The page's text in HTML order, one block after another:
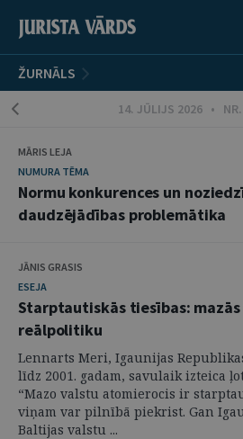
ŽURNĀLS
14. JŪLIJS 2026 •
MĀRIS LEJA
NUMURA TĒMA
Normu konkurences un
daudzējādības problemātika
JĀNIS GRASIS
ESEJA
Starptautiskās tiesības:
reālpolitiku
Lennarts Meri, Igaunijas
līdz 2001. gadam, savulaik izteica
“Mazo valstu atomierocis ir
viņam var pilnībā piekrist. Gan
Baltijas valstu ...